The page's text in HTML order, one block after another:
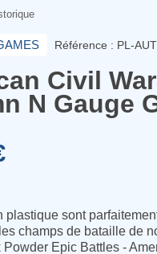
Référence : PL-
Civil
N Gauge
plastique sont
champs de bataille de
Epic Battles -